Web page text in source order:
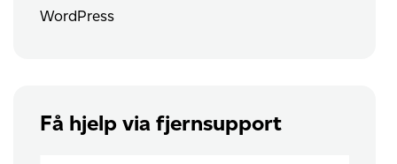
WordPress
Få hjelp via fjernsupport